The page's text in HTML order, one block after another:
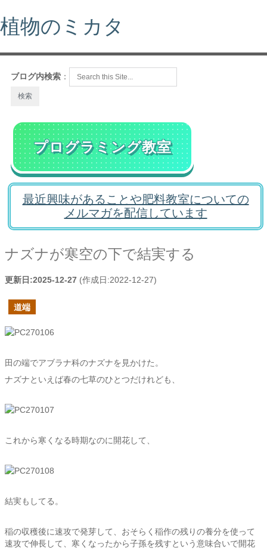
植物のミカタ
ブログ内検索 ：
プログラミング教室
最近興味があることや肥料教室についての
メルマガを配信しています
ナズナが寒空の下で結実する
更新日:2025-12-27 (作成日:2022-12-27)
道端
田の端でアブラナ科のナズナを見かけた。
ナズナといえば春の七草のひとつだけれども、
これから寒くなる時期なのに開花して、
結実もしてる。
稲の収穫後に速攻で発芽して、おそらく稲作の残りの養分を使って
速攻で伸長して、寒くなったから子孫を残すという意味合いで開花